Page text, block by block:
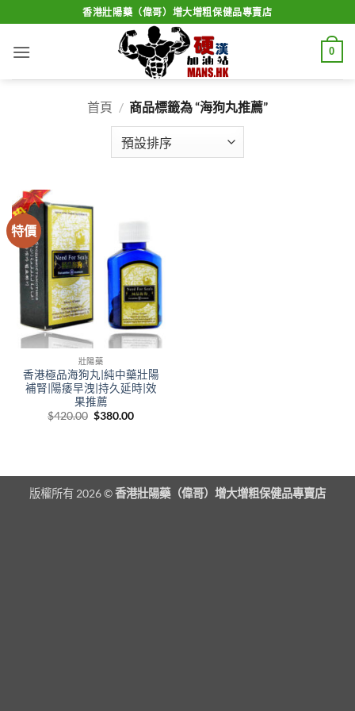
to
content
香港壯陽藥（偉哥）增大增粗保健品專賣店
0
首頁 / 商品標籤為 “海狗丸推薦”
特價
壯陽藥
香港極品海狗丸|純中藥壯陽
補腎|陽痿早洩|持久延時|效
果推薦
$420.00 Original
$380.00Current
版權所有 2026 ©香港壯陽藥（偉哥）增大增粗保健品專賣店